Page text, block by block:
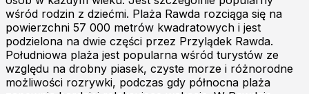
wśród rodzin z dziećmi. Plaża Rawda rozciąga się na
powierzchni 57 000 metrów kwadratowych i jest
podzielona na dwie części przez Przylądek Rawda.
Południowa plaża jest popularna wśród turystów ze
względu na drobny piasek, czyste morze i różnorodne
możliwości rozrywki, podczas gdy północna plaża